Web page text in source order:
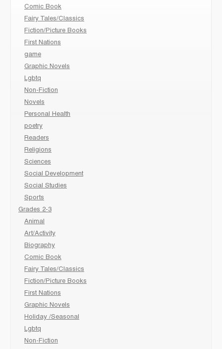
Comic Book
Fairy Tales/Classics
Fiction/Picture Books
First Nations
game
Graphic Novels
Lgbtq
Non-Fiction
Novels
Personal Health
poetry
Readers
Religions
Sciences
Social Development
Social Studies
Sports
Grades 2-3
Animal
Art/Activity
Biography
Comic Book
Fairy Tales/Classics
Fiction/Picture Books
First Nations
Graphic Novels
Holiday /Seasonal
Lgbtq
Non-Fiction